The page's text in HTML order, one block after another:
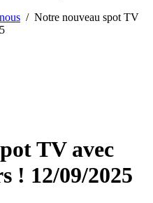
/ Notre nouveau spot TV
TV avec
! 12/09/2025